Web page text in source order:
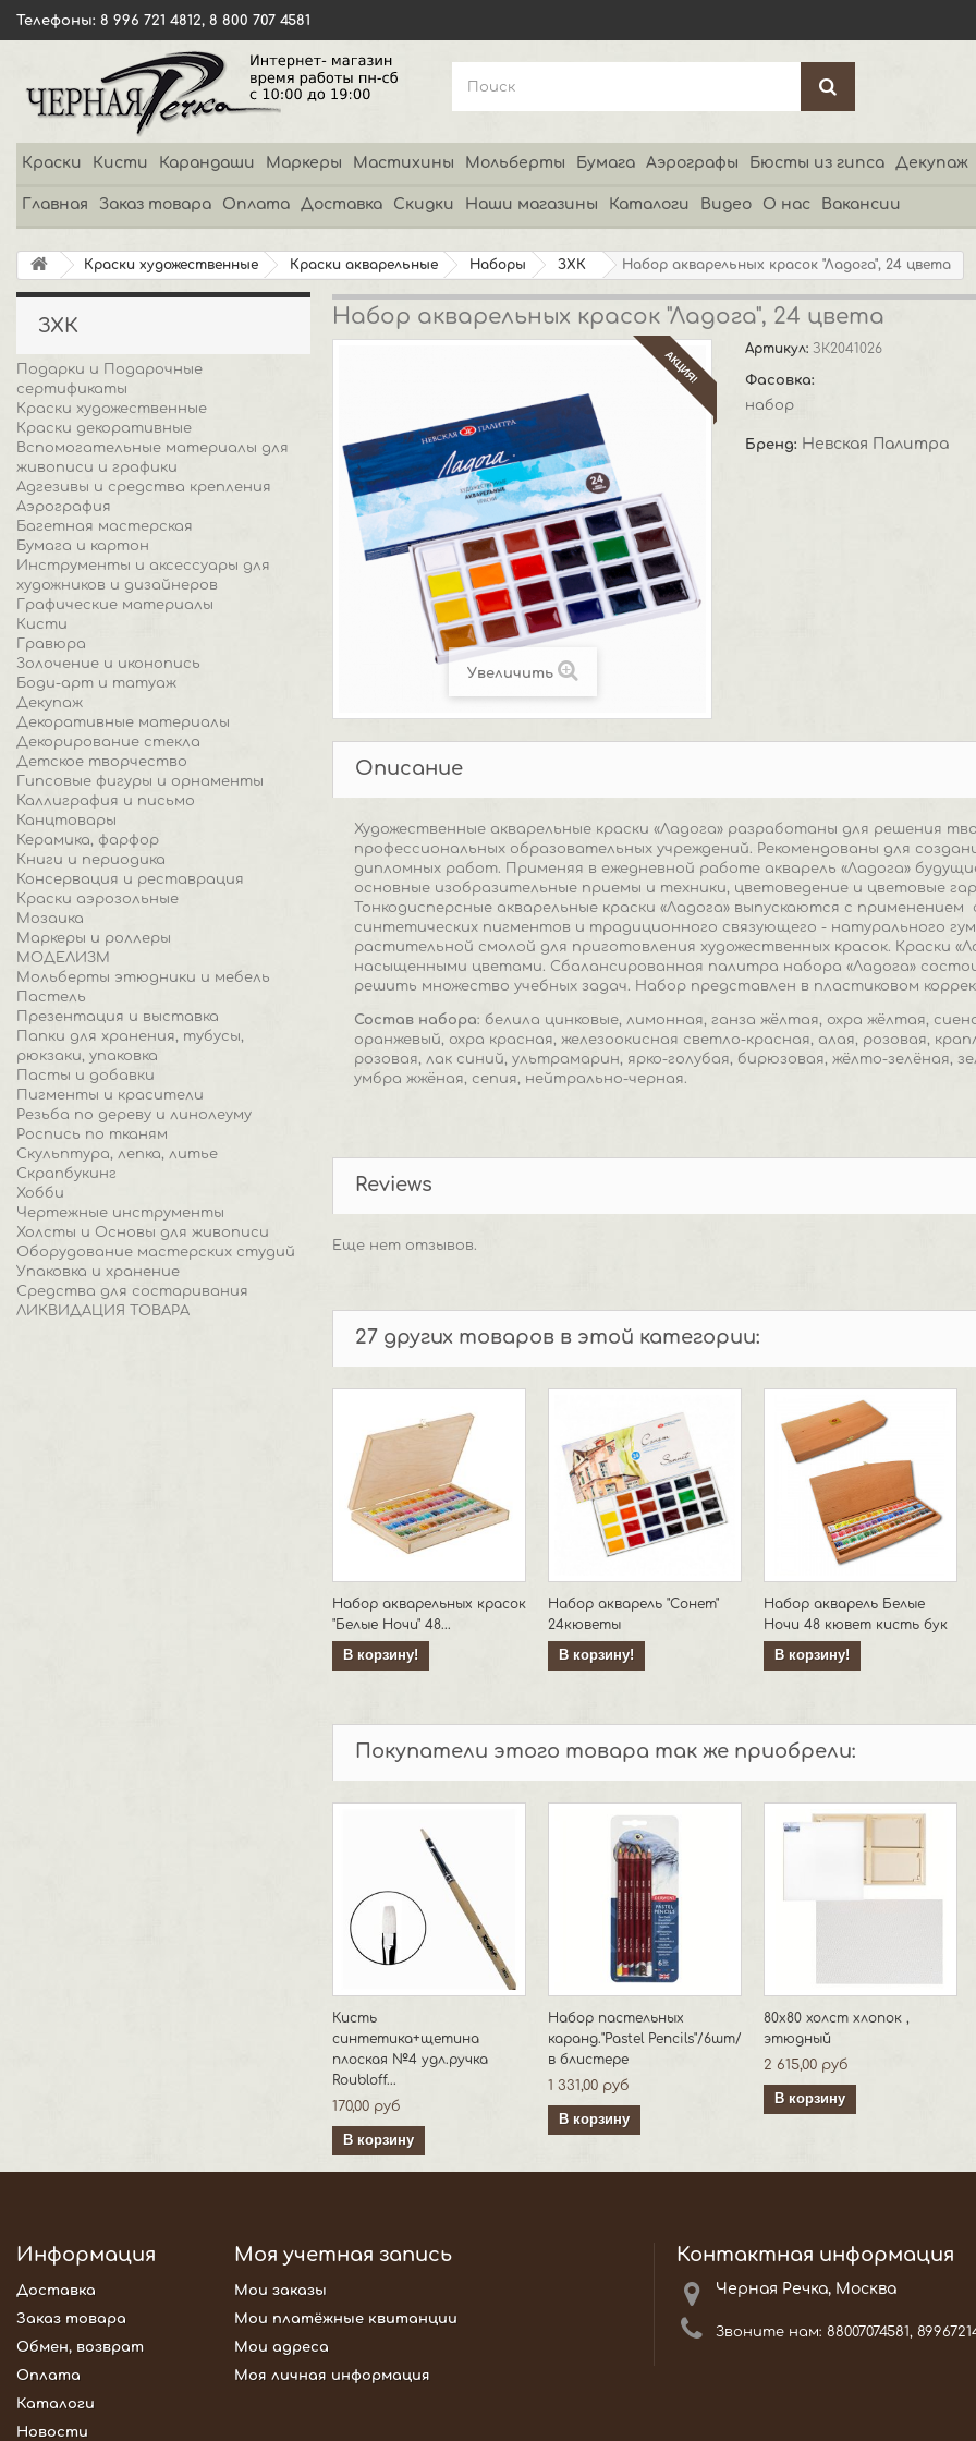
Телефоны: 8 996 721 4812, 8 800 707 4581
Краски Кисти Карандаши Маркеры Мастихины Мольберты Бумага Аэрографы Бюсты из гипса Декупаж
Главная Заказ товара Оплата Доставка Скидки Наши магазины Каталоги Видео О нас Вакансии
Краски художественные Краски акварельные Наборы ЗХК Набор акварельных красок "Ладога", 24 цвета
ЗХК
Подарки и Подарочные
сертификаты
Краски художественные
Краски декоративные
Вспомогательные материалы для
живописи и графики
Адгезивы и средства крепления
Аэрография
Багетная мастерская
Бумага и картон
Инструменты и аксессуары для
художников и дизайнеров
Графические материалы
Кисти
Гравюра
Золочение и иконопись
Боди-арт и татуаж
Декупаж
Декоративные материалы
Декорирование стекла
Детское творчество
Гипсовые фигуры и орнаменты
Каллиграфия и письмо
Канцтовары
Керамика, фарфор
Книги и периодика
Консервация и реставрация
Краски аэрозольные
Мозаика
Маркеры и роллеры
МОДЕЛИЗМ
Мольберты этюдники и мебель
Пастель
Презентация и выставка
Папки для хранения, тубусы,
рюкзаки, упаковка
Пасты и добавки
Пигменты и красители
Резьба по дереву и линолеуму
Роспись по тканям
Скульптура, лепка, литье
Скрапбукинг
Хобби
Чертежные инструменты
Холсты и Основы для живописи
Оборудование мастерских студий
Упаковка и хранение
Средства для состаривания
ЛИКВИДАЦИЯ ТОВАРА
Набор акварельных красок "Ладога", 24 цвета
АКЦИЯ!
Увеличить
Артикул:ЗК2041026
Фасовка:
набор
Бренд: Невская Палитра
Описание
Художественные акварельные краски «Ладога» разработаны для решения
профессиональных образовательных учреждений. Рекомендованы для
дипломных работ. Применяя в ежедневной работе акварель «Ладога»
основные изобразительные приемы и техники, цветоведение и цветовые
Тонкодисперсные акварельные краски «Ладога» выпускаются с применением
синтетических пигментов и традиционного связующего - натурального
растительной смолой для приготовления художественных красок. Краски
насыщенными цветами. Сбалансированная палитра набора «Ладога»
решить множество учебных задач. Набор представлен в пластиковом
Состав набора: белила цинковые, лимонная, ганза жёлтая, охра жёлтая,
оранжевый, охра красная, железоокисная светло-красная, алая, розовая,
розовая, лак синий, ультрамарин, ярко-голубая, бирюзовая, жёлто-зелёная,
умбра жжёная, сепия, нейтрально-черная.
Reviews
Еще нет отзывов.
27 других товаров в этой категории:
Набор акварельных красок
"Белые Ночи" 48...
В корзину!
Набор акварель "Сонет"
24кюветы
В корзину!
Набор акварель Белые
Ночи 48 кювет кисть бук
В корзину!
Покупатели этого товара так же приобрели:
Кисть
синтетика+щетина
плоская №4 удл.ручка
Roubloff...
170,00 руб
В корзину
Набор пастельных
каранд."Pastel Pencils"/6шт/
в блистере
1 331,00 руб
В корзину
80х80 холст хлопок ,
этюдный
2 615,00 руб
В корзину
Информация
Доставка
Заказ товара
Обмен, возврат
Оплата
Каталоги
Новости
Моя учетная запись
Мои заказы
Мои платёжные квитанции
Мои адреса
Моя личная информация
Контактная информация
Черная Речка, Москва
Звоните нам: 88007074581,